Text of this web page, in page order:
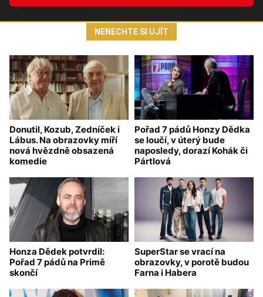
NENECHTE SI UJÍT
Donutil, Kozub, Zedníček i
Lábus. Na obrazovky míří
nová hvězdně obsazená
komedie
Pořad 7 pádů Honzy Dědka
se loučí, v úterý bude
naposledy, dorazí Kohák či
Pártlová
Honza Dědek potvrdil:
Pořad 7 pádů na Primě
skončí
SuperStar se vrací na
obrazovky, v porotě budou
Farna i Habera